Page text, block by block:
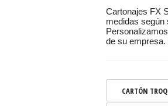
Cartonajes FX
medidas según
de su empresa.
CARTÓN